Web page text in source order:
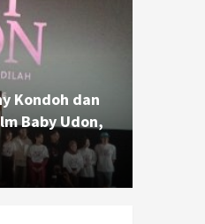
Kondoh dan
Baby Udon,